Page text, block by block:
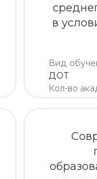
в
Вид
ДОТ
Кол-во